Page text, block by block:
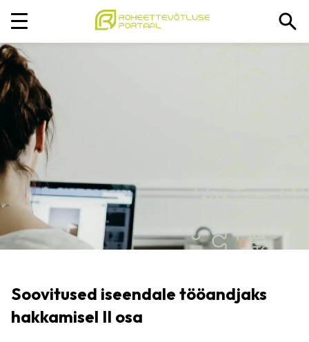
Soovitused iseendale tööandjaks
hakkamisel II osa